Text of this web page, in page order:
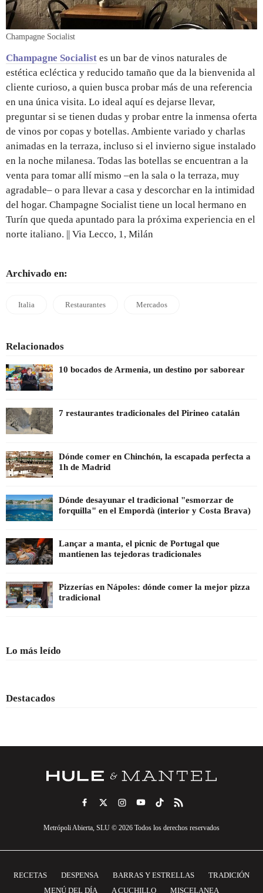
Champagne Socialist
Champagne Socialist es un bar de vinos naturales de
estética ecléctica y reducido tamaño que da la bienvenida al
cliente curioso, a quien busca probar más de una referencia
en una única visita. Lo ideal aquí es dejarse llevar,
preguntar si se tienen dudas y probar entre la inmensa oferta
de vinos por copas y botellas. Ambiente variado y charlas
animadas en la terraza, incluso si el invierno sigue instalado
en la noche milanesa. Todas las botellas se encuentran a la
venta para tomar allí mismo –en la sala o la terraza, muy
agradable– o para llevar a casa y descorchar en la intimidad
del hogar. Champagne Socialist tiene un local hermano en
Turín que queda apuntado para la próxima experiencia en el
norte italiano. || Via Lecco, 1, Milán
Archivado en:
Italia Restaurantes Mercados
Relacionados
10 bocados de Armenia, un destino por saborear
7 restaurantes tradicionales del Pirineo catalán
Dónde comer en Chinchón, la escapada perfecta a
1h de Madrid
Dónde desayunar el tradicional "esmorzar de
forquilla" en el Empordà (interior y Costa Brava)
Lançar a manta, el picnic de Portugal que
mantienen las tejedoras tradicionales
Pizzerías en Nápoles: dónde comer la mejor pizza
tradicional
Lo más leído
Destacados
Metrópoli Abierta, SLU © 2026 Todos los derechos reservados
RECETAS DESPENSA BARRAS Y ESTRELLAS
TRADICIÓN
MENÚ DEL DÍA
A CUCHILLO MISCELANEA